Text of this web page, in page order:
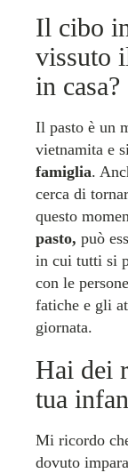
Il cibo
vissuto
in casa?
Il pasto è un
vietnamita e
famiglia.
cerca di
questo
pasto, può
in cui tutti si
con le
fatiche e gli
giornata.
Hai dei
tua
Mi ricordo
dovuto